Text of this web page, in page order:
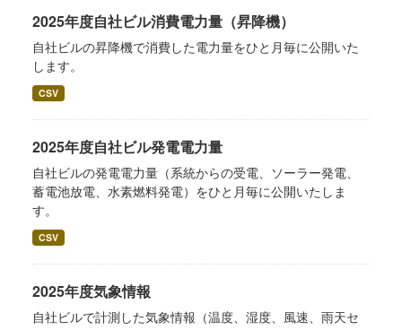
2025年度自社ビル消費電力量（昇降機）
自社ビルの昇降機で消費した電力量をひと月毎に公開いた
します。
CSV
2025年度自社ビル発電電力量
自社ビルの発電電力量（系統からの受電、ソーラー発電、
蓄電池放電、水素燃料発電）をひと月毎に公開いたしま
す。
CSV
2025年度気象情報
自社ビルで計測した気象情報（温度、湿度、風速、雨天セ